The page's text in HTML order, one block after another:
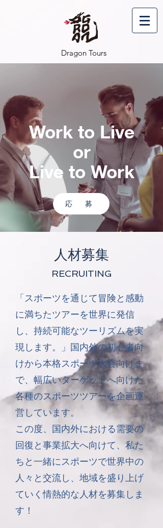
Dragon Tours
Work to Live
or
Live to Work
応 募
人材募集
RECRUITING
「スポーツを通じて冒険と感動
に満ちたツアーを世界に発信
し、持続可能なツーリズムを実
現します。」国内外の初心者向
けから本格スポーツ大会向けま
で、幅広いターゲットへ向けた
各種のスポーツツアーを企画運
営しています。
この度、国内外における需要の
回復と事業拡大へ向けて、私た
ちと一緒にスポーツで世界中の
人々と交流し、地域を盛り上げ
ていく情熱的な人材を募集しま
す！